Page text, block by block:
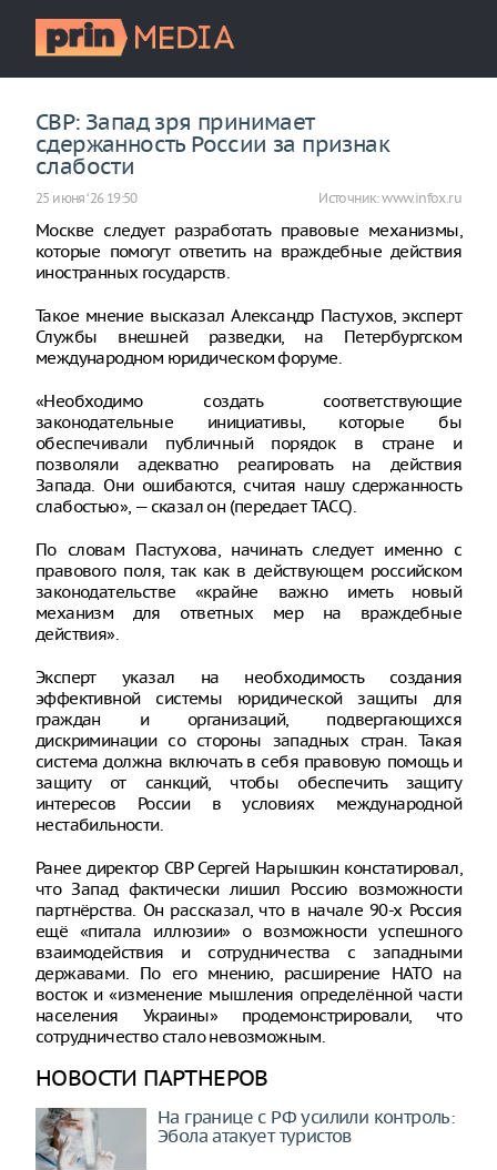
СВР: Запад зря принимает
сдержанность России за признак
слабости
25 июня ‘26 19:50 Источник:www.infox.ru
Москве следует разработать правовые механизмы,
которые помогут ответить на враждебные действия
иностранных государств.
Такое мнение высказал Александр Пастухов, эксперт
Службы внешней разведки, на Петербургском
международном юридическом форуме.
«Необходимо создать соответствующие
законодательные инициативы, которые бы
обеспечивали публичный порядок в стране и
позволяли адекватно реагировать на действия
Запада. Они ошибаются, считая нашу сдержанность
слабостью», — сказал он (передает ТАСС).
По словам Пастухова, начинать следует именно с
правового поля, так как в действующем российском
законодательстве «крайне важно иметь новый
механизм для ответных мер на враждебные
действия».
Эксперт указал на необходимость создания
эффективной системы юридической защиты для
граждан и организаций, подвергающихся
дискриминации со стороны западных стран. Такая
система должна включать в себя правовую помощь и
защиту от санкций, чтобы обеспечить защиту
интересов России в условиях международной
нестабильности.
Ранее директор СВР Сергей Нарышкин констатировал,
что Запад фактически лишил Россию возможности
партнёрства. Он рассказал, что в начале 90-х Россия
ещё «питала иллюзии» о возможности успешного
взаимодействия и сотрудничества с западными
державами. По его мнению, расширение НАТО на
восток и «изменение мышления определённой части
населения Украины» продемонстрировали, что
сотрудничество стало невозможным.
НОВОСТИ ПАРТНЕРОВ
На границе с РФ усилили контроль:
Эбола атакует туристов